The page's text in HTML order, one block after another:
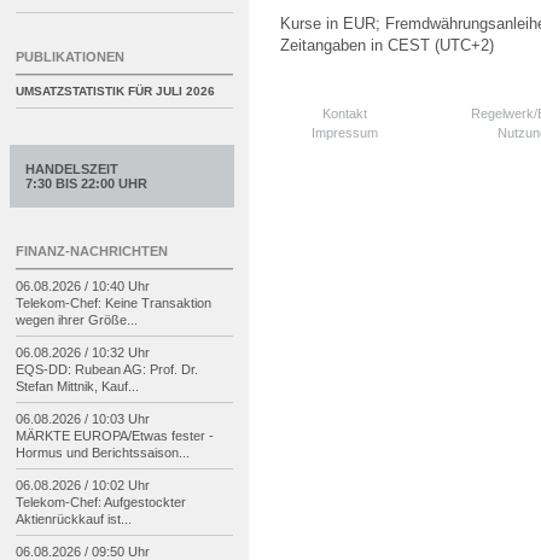
Kurse in EUR;
Zeitangaben in CEST (UTC+2)
Kontakt
Impressum
PUBLIKATIONEN
UMSATZSTATISTIK FÜR JULI 2026
HANDELSZEIT
7:30 BIS 22:00 UHR
FINANZ-NACHRICHTEN
06.08.2026 / 10:40 Uhr
Telekom-Chef: Keine Transaktion
wegen ihrer Größe...
06.08.2026 / 10:32 Uhr
EQS-DD: Rubean AG: Prof. Dr.
Stefan Mittnik, Kauf...
06.08.2026 / 10:03 Uhr
MÄRKTE EUROPA/Etwas fester -
Hormus und Berichtssaison...
06.08.2026 / 10:02 Uhr
Telekom-Chef: Aufgestockter
Aktienrückkauf ist...
06.08.2026 / 09:50 Uhr